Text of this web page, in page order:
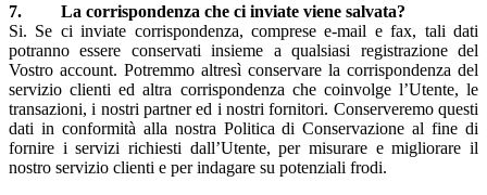
7. La corrispondenza che ci inviate viene salvata?
Si. Se ci inviate corrispondenza, comprese e-mail e fax, tali dati
potranno essere conservati insieme a qualsiasi registrazione del
Vostro account. Potremmo altresì conservare la corrispondenza del
servizio clienti ed altra corrispondenza che coinvolge l’Utente, le
transazioni, i nostri partner ed i nostri fornitori. Conserveremo questi
dati in conformità alla nostra Politica di Conservazione al fine di
fornire i servizi richiesti dall’Utente, per misurare e migliorare il
nostro servizio clienti e per indagare su potenziali frodi.